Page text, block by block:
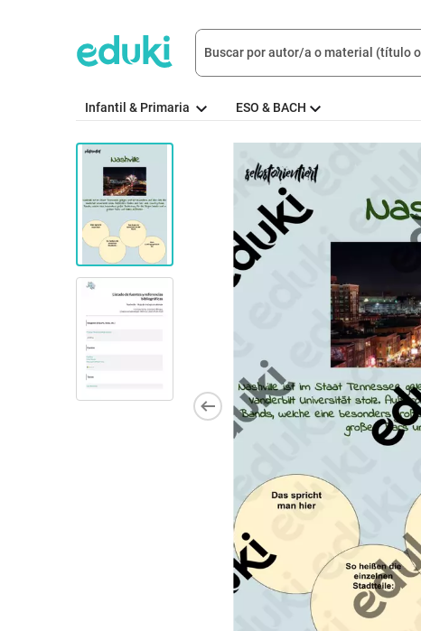
Infantil & Primaria ESO & BACH